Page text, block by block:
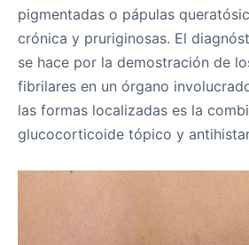
pigmentadas o pápulas
crónica y pruriginosas. El
se hace por la demostración de
fibrilares en un órgano
las formas localizadas es la
glucocorticoide tópico y